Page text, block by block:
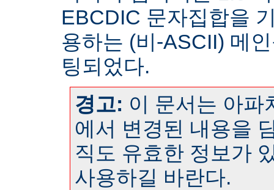
EBCDIC 문자집합을
용하는 (비-ASCII) 메
팅되었다.
경고: 이 문서는 아파
에서 변경된 내용을
직도 유효한 정보가
사용하길 바란다.